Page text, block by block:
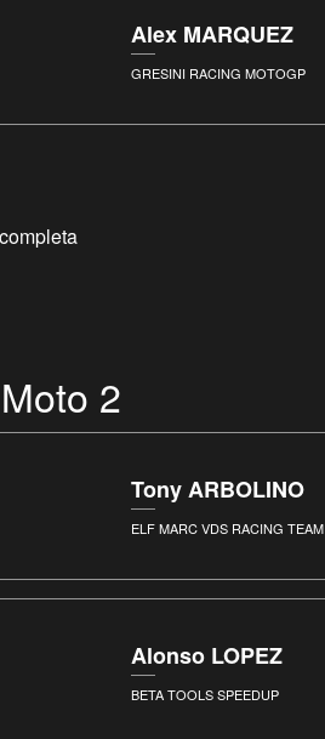
Alex MARQUEZ
GRESINI RACING MOTOGP
2
Tony ARBOLINO
ELF MARC VDS RACING TEAM
Alonso LOPEZ
BETA TOOLS SPEEDUP